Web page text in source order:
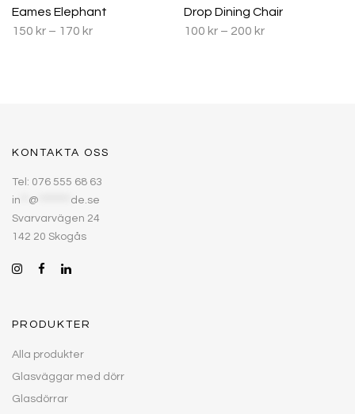
Betygsatt 5.00
av 5
Eames Elephant
150 kr – 170 kr
Drop Dining Chair
100 kr – 200 kr
KONTAKTA OSS
Tel: 076 555 68 63
in
@
de.se
Svarvarvägen 24
142 20 Skogås
PRODUKTER
Alla produkter
Glasväggar med dörr
Glasdörrar